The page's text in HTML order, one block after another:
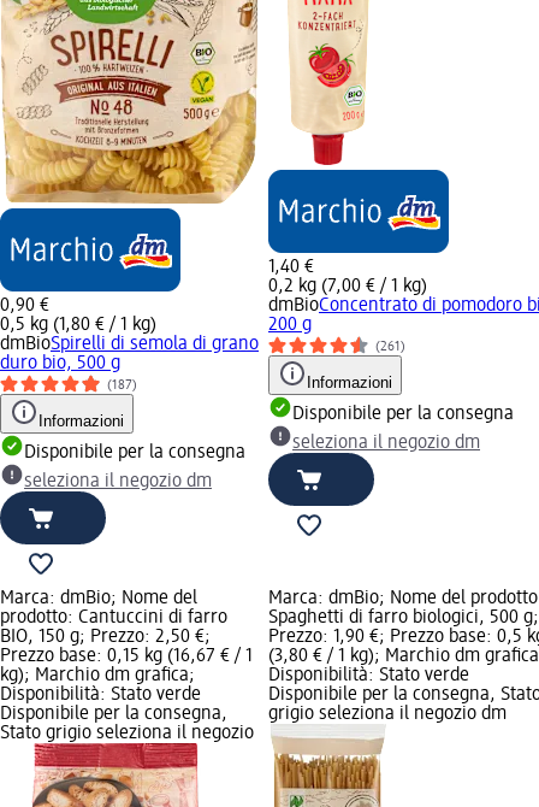
0,90 €
0,5 kg (1,80 € / 1 kg)
dmBioSpirelli di semola di grano
duro bio, 500 g
(187)
Informazioni
Disponibile per la consegna
seleziona il negozio dm
1,40 €
0,2 kg (7,00 € / 1 kg)
dmBioConcentrato di pomodoro
200 g
(261)
Informazioni
Disponibile per la consegna
seleziona il negozio dm
Marca: dmBio; Nome del
prodotto: Cantuccini di farro
BIO, 150 g; Prezzo: 2,50 €;
Prezzo base: 0,15 kg (16,67 € / 1
kg); Marchio dm grafica;
Disponibilità: Stato verde
Disponibile per la consegna,
Stato grigio seleziona il negozio
Marca: dmBio; Nome del
Spaghetti di farro biologici, 500 g;
Prezzo: 1,90 €; Prezzo base: 0,5
(3,80 € / 1 kg); Marchio dm
Disponibilità: Stato verde
Disponibile per la consegna,
grigio seleziona il negozio dm